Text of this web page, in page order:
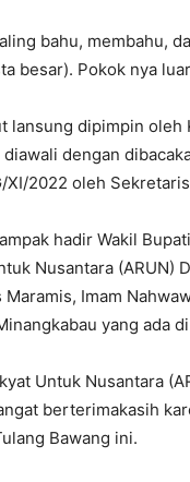
bahu, membahu,
besar). Pokok nya
lansung dipimpin oleh
dengan
XI/2022 oleh
hadir Wakil
Nusantara (ARUN)
Maramis, Imam
yang ada
Untuk Nusantara
berterimakasih
Bawang ini.